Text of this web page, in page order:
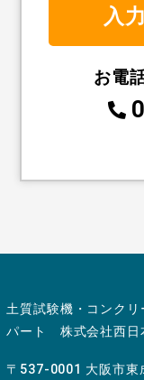
お電
土質試験機・コンク
パート 株式会社西日
〒537-0001 大阪市東